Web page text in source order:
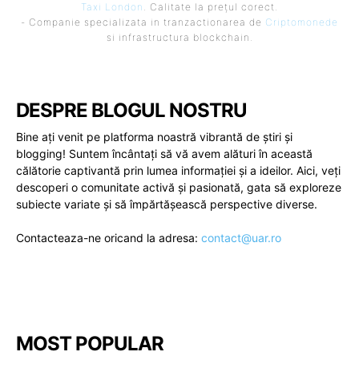
Taxi London . Calitate la prețul corect.
- Companie specializata in tranzactionarea de Criptomonede
si infrastructura blockchain.
DESPRE BLOGUL NOSTRU
Bine ați venit pe platforma noastră vibrantă de știri și
blogging! Suntem încântați să vă avem alături în această
călătorie captivantă prin lumea informației și a ideilor. Aici, veți
descoperi o comunitate activă și pasionată, gata să exploreze
subiecte variate și să împărtășească perspective diverse.
Contacteaza-ne oricand la adresa: contact@uar.ro
MOST POPULAR